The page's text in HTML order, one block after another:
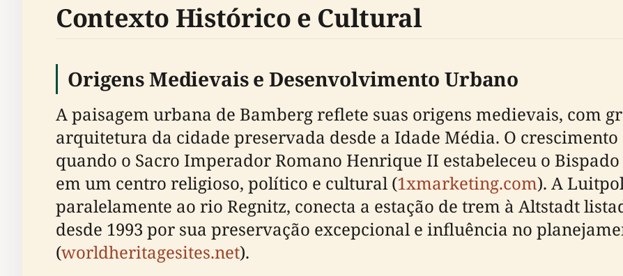
Contexto Histórico e Cultural
Origens Medievais e Desenvolvimento Urbano
A paisagem urbana de Bamberg reflete suas origens medievais, com
arquitetura da cidade preservada desde a Idade Média. O crescimento
quando o Sacro Imperador Romano Henrique II estabeleceu o
em um centro religioso, político e cultural (1xmarketing.com). A
paralelamente ao rio Regnitz, conecta a estação de trem à Altstadt
desde 1993 por sua preservação excepcional e influência no
(worldheritagesites.net).